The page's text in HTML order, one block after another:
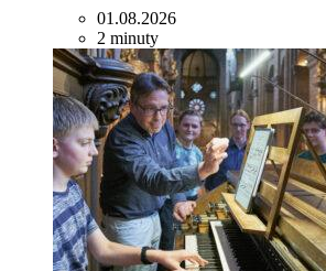
01.08.2026
2 minuty